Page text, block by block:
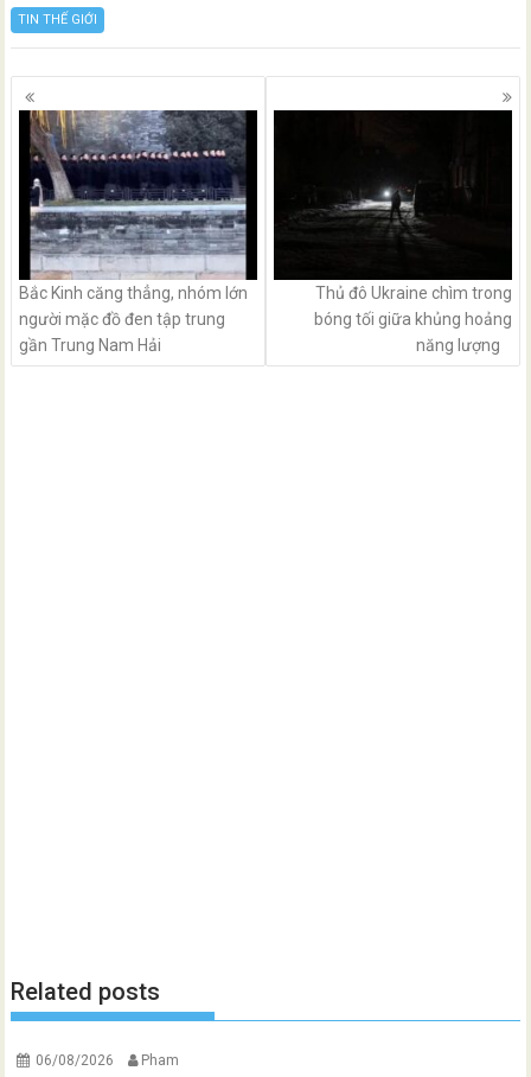
TIN THẾ GIỚI
Posts
navigation
Bắc Kinh căng thẳng, nhóm lớn
người mặc đồ đen tập trung
gần Trung Nam Hải
Thủ đô Ukraine chìm trong
bóng tối giữa khủng hoảng
năng lượng
Related posts
06/08/2026 Pham